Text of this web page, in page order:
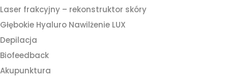
Laser frakcyjny – rekonstruktor skóry
Głębokie Hyaluro Nawilżenie LUX
Depilacja
Biofeedback
Akupunktura